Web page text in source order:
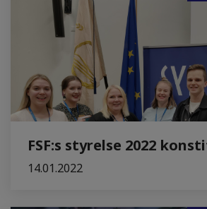
FSF:s styrelse 2022
14.01.2022